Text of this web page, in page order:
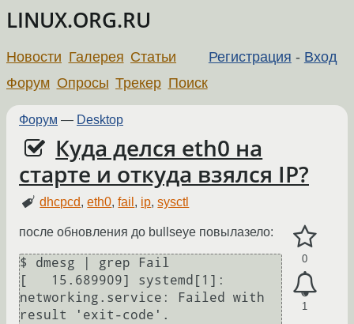
LINUX.ORG.RU
Регистрация - Вход
Новости Галерея Статьи
Форум Опросы Трекер Поиск
Форум — Desktop
Куда делся eth0 на
старте и откуда взялся IP?
dhcpcd,eth0,fail , ip,sysctl
0
1
после обновления до bullseye повылазело:
$ dmesg | grep Fail
[   15.689909] systemd[1]:
networking.service: Failed with
result 'exit-code'.